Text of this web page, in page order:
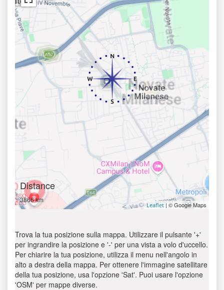
Distance
3866 km
Leaflet | © Google Maps
Trova la tua posizione sulla mappa. Utilizzare il pulsante '+'
per ingrandire la posizione e '-' per una vista a volo d'uccello.
Per chiarire la tua posizione, utilizza il menu nell'angolo in
alto a destra della mappa. Per ottenere l'immagine satellitare
della tua posizione, usa l'opzione 'Sat'. Puoi usare l'opzione
'OSM' per mappe diverse.